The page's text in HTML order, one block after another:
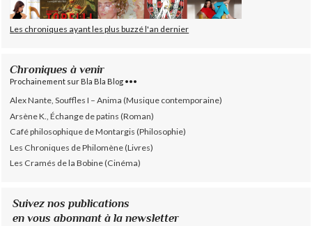
Les chroniques ayant les plus buzzé l'an dernier
Chroniques à venir
Prochainement sur Bla Bla Blog •••
Alex Nante, Souffles I – Anima (Musique contemporaine)
Arsène K., Échange de patins (Roman)
Café philosophique de Montargis (Philosophie)
Les Chroniques de Philomène (Livres)
Les Cramés de la Bobine (Cinéma)
Suivez nos publications
en vous abonnant à la newsletter